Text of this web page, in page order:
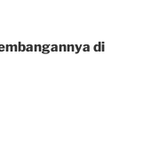
di